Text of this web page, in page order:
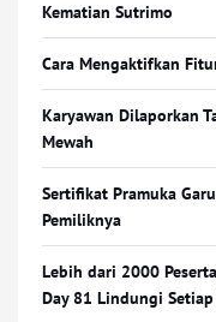
Kematian Sutrimo
Cara Mengaktifkan
Karyawan Dilaporkan
Mewah
Sertifikat Pramuka
Pemiliknya
Lebih dari 2000
Day 81 Lindungi